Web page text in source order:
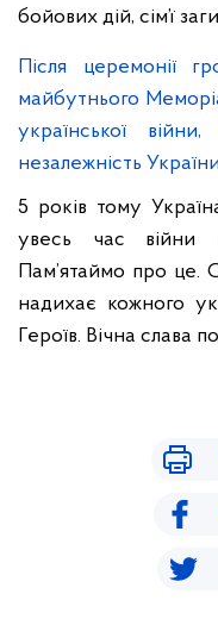
бойових дій, сім’ї
Після церемонії
майбутнього
української
незалежність
5 років тому
увесь час війни
Пам’ятаймо про це.
надихає кожного
Героїв. Вічна слава